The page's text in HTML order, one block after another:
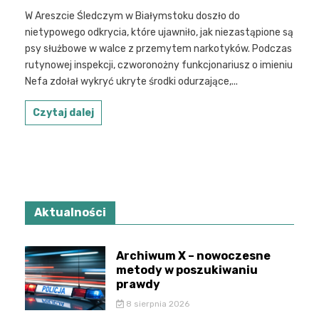
W Areszcie Śledczym w Białymstoku doszło do
nietypowego odkrycia, które ujawniło, jak niezastąpione są
psy służbowe w walce z przemytem narkotyków. Podczas
rutynowej inspekcji, czworonożny funkcjonariusz o imieniu
Nefa zdołał wykryć ukryte środki odurzające,...
Czytaj dalej
Aktualności
Archiwum X – nowoczesne
metody w poszukiwaniu
prawdy
8 sierpnia 2026